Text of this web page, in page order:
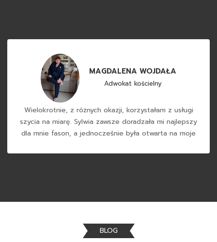
MAGDALENA WOJDAŁA
Adwokat kościelny
Wielokrotnie, z różnych okazji, korzystałam z usługi
szycia na miarę. Sylwia zawsze doradzała mi najlepszy
dla mnie fason, a jednocześnie była otwarta na moje
uwagę na wysoką ich jakość. To, co szczególnie
BLOG